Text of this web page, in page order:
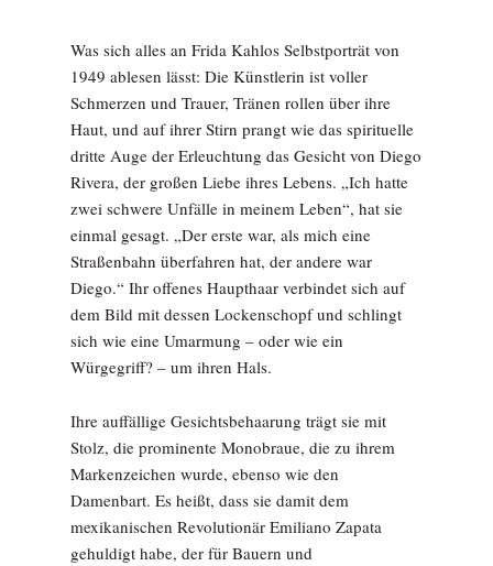
Was sich alles an Frida Kahlos Selbstporträt von
1949 ablesen lässt: Die Künstlerin ist voller
Schmerzen und Trauer, Tränen rollen über ihre
Haut, und auf ihrer Stirn prangt wie das spirituelle
dritte Auge der Erleuchtung das Gesicht von Diego
Rivera, der großen Liebe ihres Lebens. „Ich hatte
zwei schwere Unfälle in meinem Leben“, hat sie
einmal gesagt. „Der erste war, als mich eine
Straßenbahn überfahren hat, der andere war
Diego.“ Ihr offenes Haupthaar verbindet sich auf
dem Bild mit dessen Lockenschopf und schlingt
sich wie eine Umarmung – oder wie ein
Würgegriff? – um ihren Hals.
Ihre auffällige Gesichtsbehaarung trägt sie mit
Stolz, die prominente Monobraue, die zu ihrem
Markenzeichen wurde, ebenso wie den
Damenbart. Es heißt, dass sie damit dem
mexikanischen Revolutionär Emiliano Zapata
gehuldigt habe, der für Bauern und